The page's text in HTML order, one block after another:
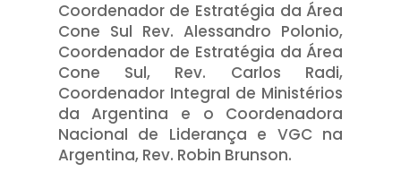
Coordenador de Estratégia da Área
Cone Sul Rev. Alessandro Polonio,
Coordenador de Estratégia da Área
Cone Sul, Rev. Carlos Radi,
Coordenador Integral de Ministérios
da Argentina e o Coordenadora
Nacional de Liderança e VGC na
Argentina, Rev. Robin Brunson.